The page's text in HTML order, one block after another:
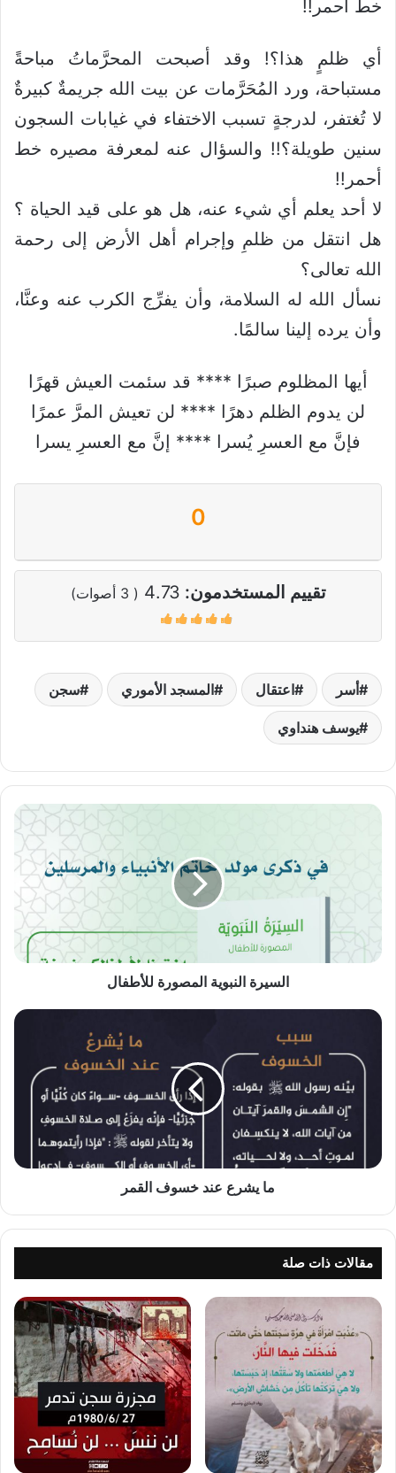
خط أحمر!!
أي ظلمٍ هذا؟! وقد أصبحت المحرَّماتُ مباحةً
مستباحة، ورد المُحَرَّمات عن بيت الله جريمةٌ كبيرةٌ
لا تُغتفر، لدرجةٍ تسبب الاختفاء في غيابات السجون
سنين طويلة؟!! والسؤال عنه لمعرفة مصيره خط
أحمر!!
لا أحد يعلم أي شيء عنه، هل هو على قيد الحياة ؟
هل انتقل من ظلمِ وإجرام أهل الأرض إلى رحمة
الله تعالى؟
نسأل الله له السلامة، وأن يفرِّج الكرب عنه وعنَّا،
وأن يرده إلينا سالمًا.
أيها المظلوم صبرًا **** قد سئمت العيش قهرًا
لن يدوم الظلم دهرًا **** لن تعيش المرَّ عمرًا
فإنَّ مع العسرِ يُسرا **** إنَّ مع العسرِ يسرا
0
تقييم المستخدمون: 4.73
(
3 أصوات)
أسر اعتقال المسجد الأموري سجن
يوسف هنداوي
السيرة
السيرة النبوية المصورة للأطفال
ما
خسوف
ما يشرع عند خسوف القمر
مقالات ذات صلة